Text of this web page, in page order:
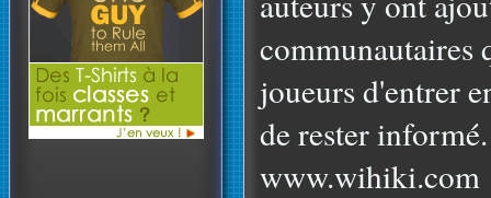
communautaires
joueurs d'entrer
de rester informé.
www.wihiki.com